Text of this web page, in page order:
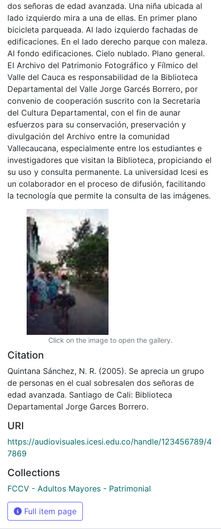
dos señoras de edad avanzada. Una niña ubicada al
lado izquierdo mira a una de ellas. En primer plano
bicicleta parqueada. Al lado izquierdo fachadas de
edificaciones. En el lado derecho parque con maleza.
Al fondo edificaciones. Cielo nublado. Plano general.
El Archivo del Patrimonio Fotográfico y Fílmico del
Valle del Cauca es responsabilidad de la Biblioteca
Departamental del Valle Jorge Garcés Borrero, por
convenio de cooperación suscrito con la Secretaria
del Cultura Departamental, con el fin de aunar
esfuerzos para su conservación, preservación y
divulgación del Archivo entre la comunidad
Vallecaucana, especialmente entre los estudiantes e
investigadores que visitan la Biblioteca, propiciando el
su uso y consulta permanente. La universidad Icesi es
un colaborador en el proceso de difusión, facilitando
la tecnología que permite la consulta de las imágenes.
Click on the image to open the gallery.
Citation
Quintana Sánchez, N. R. (2005). Se aprecia un grupo
de personas en el cual sobresalen dos señoras de
edad avanzada. Santiago de Cali: Biblioteca
Departamental Jorge Garces Borrero.
URI
https://audiovisuales.icesi.edu.co/handle/123456789/4
7869
Collections
FCCV - Adultos Mayores - Patrimonial
Full item page